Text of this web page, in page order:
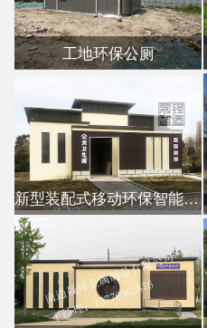
工地环保公厕
新型装配式移动环保智能公厕